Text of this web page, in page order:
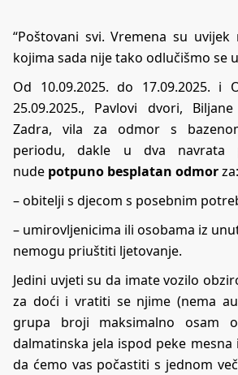
“Poštovani svi. Vremena su
kojima sada nije tako odlučišmo se
Od 10.09.2025. do 17.09.2025. i
25.09.2025., Pavlovi dvori,
Zadra, vila za odmor s
periodu, dakle u dva navrata
nude potpuno besplatan odmorza:
– obitelji s djecom s posebnim
– umirovljenicima ili osobama iz
nemogu priuštiti ljetovanje.
Jedini uvjeti su da imate vozilo
za doći i vratiti se njime (nema
grupa broji maksimalno osam
dalmatinska jela ispod peke
da ćemo vas počastiti s jednom